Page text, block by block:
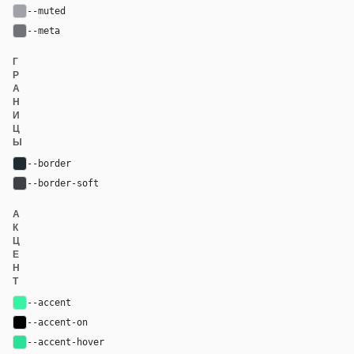
--muted
--meta
Г
Р
А
Н
И
Ц
Ы
--border
--border-soft
А
К
Ц
Е
Н
Т
--accent
--accent-on
--accent-hover